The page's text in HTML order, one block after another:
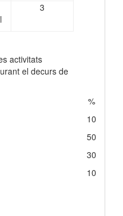
3
activitats
el decurs de
%
10
50
30
10